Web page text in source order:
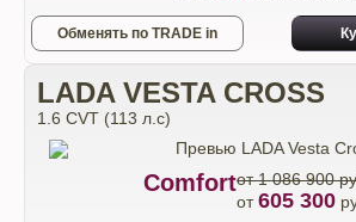
Обменять по TRADE in
LADA VESTA CROSS
1.6 CVT (113 л.с)
Comfortот 1 086 900
от605 300